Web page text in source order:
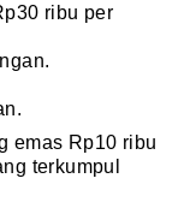
ribu per
emas Rp10 ribu
terkumpul